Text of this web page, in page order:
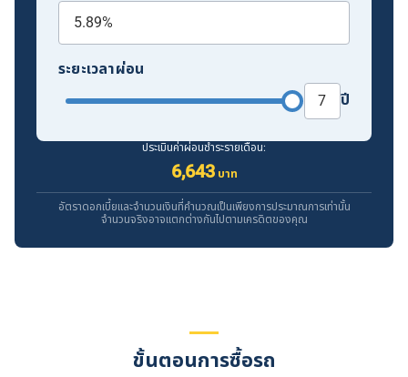
ระยะเวลาผ่อน
ปี
ประเมินค่าผ่อนชำระรายเดือน:
6,643 บาท
อัตราดอกเบี้ยและจำนวนเงินที่คำนวณเป็นเพียงการประมาณการเท่านั้น
จำนวนจริงอาจแตกต่างกันไปตามเครดิตของคุณ
ขั้นตอนการซื้อรถ